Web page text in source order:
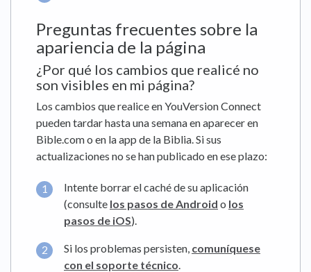
Preguntas frecuentes sobre la
apariencia de la página
¿Por qué los cambios que realicé no
son visibles en mi página?
Los cambios que realice en YouVersion Connect
pueden tardar hasta una semana en aparecer en
Bible.com o en la app de la Biblia. Si sus
actualizaciones no se han publicado en ese plazo:
Intente borrar el caché de su aplicación
(consulte los pasos de Android o los
pasos de iOS).
Si los problemas persisten, comuníquese
con el soporte técnico